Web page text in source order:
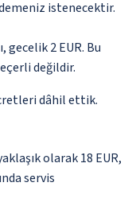
istenecektir.
gecelik 2 EUR. Bu
değildir.
dâhil ettik.
olarak 18 EUR,
servis